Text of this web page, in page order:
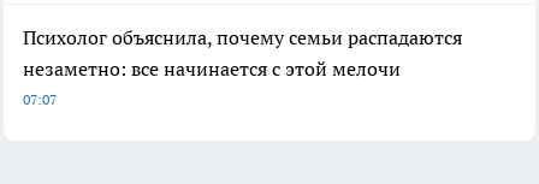
Психолог объяснила, почему семьи распадаются
незаметно: все начинается с этой мелочи
07:07